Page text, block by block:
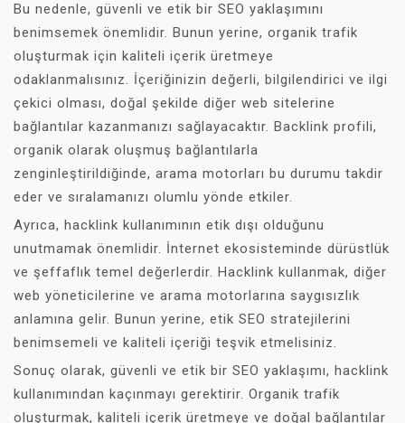
Bu nedenle, güvenli ve etik bir SEO yaklaşımını
benimsemek önemlidir. Bunun yerine, organik trafik
oluşturmak için kaliteli içerik üretmeye
odaklanmalısınız. İçeriğinizin değerli, bilgilendirici ve ilgi
çekici olması, doğal şekilde diğer web sitelerine
bağlantılar kazanmanızı sağlayacaktır. Backlink profili,
organik olarak oluşmuş bağlantılarla
zenginleştirildiğinde, arama motorları bu durumu takdir
eder ve sıralamanızı olumlu yönde etkiler.
Ayrıca, hacklink kullanımının etik dışı olduğunu
unutmamak önemlidir. İnternet ekosisteminde dürüstlük
ve şeffaflık temel değerlerdir. Hacklink kullanmak, diğer
web yöneticilerine ve arama motorlarına saygısızlık
anlamına gelir. Bunun yerine, etik SEO stratejilerini
benimsemeli ve kaliteli içeriği teşvik etmelisiniz.
Sonuç olarak, güvenli ve etik bir SEO yaklaşımı, hacklink
kullanımından kaçınmayı gerektirir. Organik trafik
oluşturmak, kaliteli içerik üretmeye ve doğal bağlantılar